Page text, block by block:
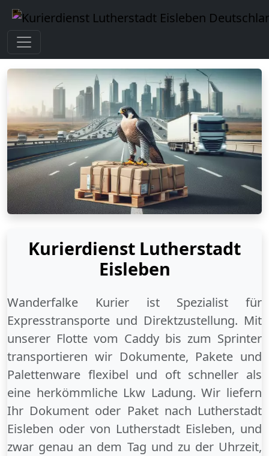
Kurierdienst Lutherstadt
Eisleben
Wanderfalke Kurier ist Spezialist für
Expresstransporte und Direktzustellung. Mit
unserer Flotte vom Caddy bis zum Sprinter
transportieren wir Dokumente, Pakete und
Palettenware flexibel und oft schneller als
eine herkömmliche Lkw Ladung. Wir liefern
Ihr Dokument oder Paket nach Lutherstadt
Eisleben oder von Lutherstadt Eisleben, und
zwar genau an dem Tag und zu der Uhrzeit,